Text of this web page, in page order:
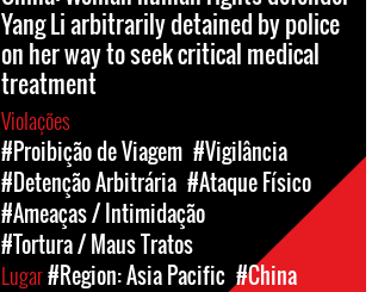
Yang Li arbitrarily detained by police
on her way to seek critical medical
treatment
Violações
#Proibição de Viagem #Vigilância
#Detenção Arbitrária #Ataque Físico
#Ameaças / Intimidação
#Tortura / Maus Tratos
Lugar#Region: Asia Pacific #China